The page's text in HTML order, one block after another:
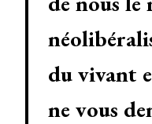
du vivant
ne vous